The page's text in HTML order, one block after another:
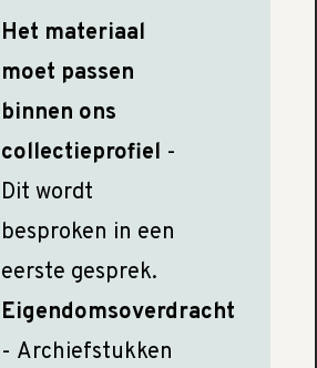
Het materiaal
moet passen
binnen ons
collectieprofiel -
Dit wordt
besproken in een
eerste gesprek.
Eigendomsoverdracht
- Archiefstukken